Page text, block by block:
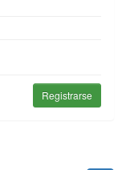
Registrarse